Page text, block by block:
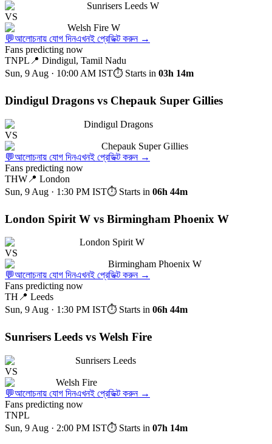
Sunrisers Leeds W
VS
Welsh Fire W
💬আলোচনায় যোগ দিনএখনই প্রেডিক্ট করুন →
Fans predicting now
TNPL 📍 Dindigul, Tamil Nadu
Sun, 9 Aug · 10:00 AM IST⏱ Starts in 03h 14m
Dindigul Dragons vs Chepauk Super Gillies
Dindigul Dragons
VS
Chepauk Super Gillies
💬আলোচনায় যোগ দিনএখনই প্রেডিক্ট করুন →
Fans predicting now
THW 📍 London
Sun, 9 Aug · 1:30 PM IST⏱ Starts in 06h 44m
London Spirit W vs Birmingham Phoenix W
London Spirit W
VS
Birmingham Phoenix W
💬আলোচনায় যোগ দিনএখনই প্রেডিক্ট করুন →
Fans predicting now
TH 📍 Leeds
Sun, 9 Aug · 1:30 PM IST⏱ Starts in 06h 44m
Sunrisers Leeds vs Welsh Fire
Sunrisers Leeds
VS
Welsh Fire
💬আলোচনায় যোগ দিনএখনই প্রেডিক্ট করুন →
Fans predicting now
TNPL
Sun, 9 Aug · 2:00 PM IST⏱ Starts in 07h 14m